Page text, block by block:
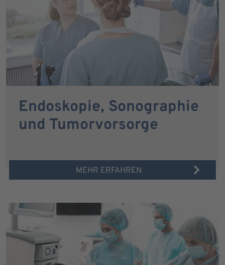
Endoskopie, Sonographie
und Tumorvorsorge
MEHR ERFAHREN